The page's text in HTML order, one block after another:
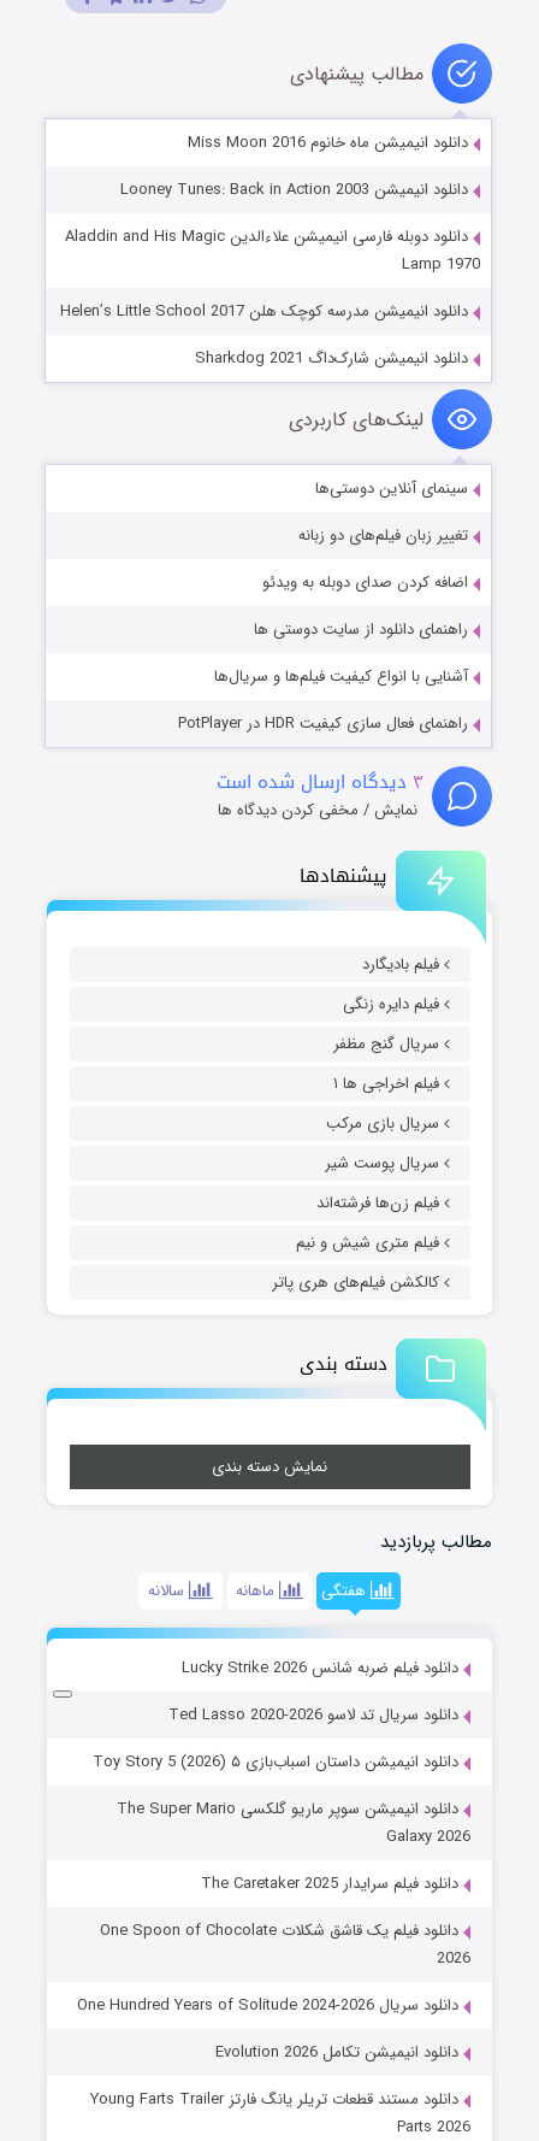
پیشنهادها
فیلم بادیگارد
فیلم دایره زنگی
سریال گنج مظفر
فیلم اخراجی ها ۱
سریال بازی مرکب
سریال پوست شیر
فیلم زن‌ها فرشته‌اند
فیلم متری شیش و نیم
کالکشن فیلم‌های هری پاتر
دسته بندی
نمایش دسته بندی
مطالب پربازدید
هفتگی ماهانه سالانه
دانلود فیلم ضربه شانس Lucky Strike 2026
دانلود سریال تد لاسو Ted Lasso 2020-2026
دانلود انیمیشن داستان اسباب‌بازی ۵ Toy Story 5 (2026)
دانلود انیمیشن سوپر ماریو گلکسی The Super Mario
Galaxy 2026
دانلود فیلم سرایدار The Caretaker 2025
دانلود فیلم یک قاشق شکلات One Spoon of Chocolate
2026
دانلود سریال One Hundred Years of Solitude 2024-2026
دانلود انیمیشن تکامل Evolution 2026
دانلود مستند قطعات تریلر یانگ فارتز Young Farts Trailer
Parts 2026
مطالب پیشنهادی
دانلود انیمیشن ماه خانوم Miss Moon 2016
دانلود انیمیشن Looney Tunes: Back in Action 2003
دانلود دوبله فارسی انیمیشن علاءالدین Aladdin and His Magic
Lamp 1970
دانلود انیمیشن مدرسه کوچک هلن Helen’s Little School 2017
دانلود انیمیشن شارک‌داگ Sharkdog 2021
لینک‌های کاربردی
سینمای آنلاین دوستی‌ها
تغییر زبان فیلم‌های دو زبانه
اضافه کردن صدای دوبله به ویدئو
راهنمای دانلود از سایت دوستی ها
آشنایی با انواع کیفیت فیلم‌ها و سریال‌ها
راهنمای فعال سازی کیفیت HDR در PotPlayer
۳ دیدگاه ارسال شده است
نمایش / مخفی کردن دیدگاه ها